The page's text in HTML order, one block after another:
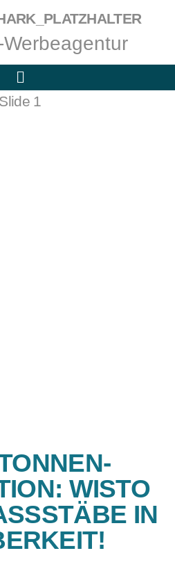
Slide 1
WISTO
IN S